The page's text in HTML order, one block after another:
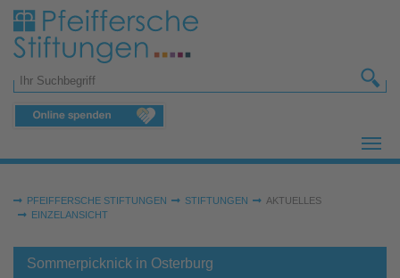
Zum Hauptinhalt springen
Suchformular
Sie sind hier:
PFEIFFERSCHE STIFTUNGEN STIFTUNGEN
AKTUELLES
EINZELANSICHT
Sommerpicknick in Osterburg